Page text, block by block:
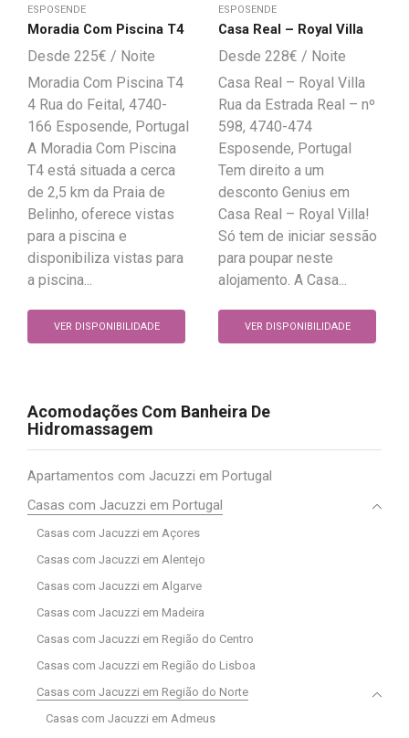
ESPOSENDE
Moradia Com Piscina T4
225€
Moradia Com Piscina T4
4 Rua do Feital, 4740-
166 Esposende, Portugal
A Moradia Com Piscina
T4 está situada a cerca
de 2,5 km da Praia de
Belinho, oferece vistas
para a piscina e
disponibiliza vistas para
a piscina...
VER DISPONIBILIDADE
ESPOSENDE
Casa Real – Royal Villa
228€
Casa Real – Royal Villa
Rua da Estrada Real – nº
598, 4740-474
Esposende, Portugal
Tem direito a um
desconto Genius em
Casa Real – Royal Villa!
Só tem de iniciar sessão
para poupar neste
alojamento. A Casa...
VER DISPONIBILIDADE
Acomodações Com Banheira De
Hidromassagem
Apartamentos com Jacuzzi em Portugal
Casas com Jacuzzi em Portugal
Casas com Jacuzzi em Açores
Casas com Jacuzzi em Alentejo
Casas com Jacuzzi em Algarve
Casas com Jacuzzi em Madeira
Casas com Jacuzzi em Região do Centro
Casas com Jacuzzi em Região do Lisboa
Casas com Jacuzzi em Região do Norte
Casas com Jacuzzi em Admeus